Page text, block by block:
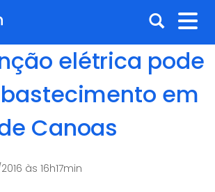
Abrir
a
busca
elétrica pode
em
Canoas
às 16h17min